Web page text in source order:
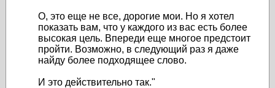
О, это еще не все, дорогие мои. Но я хотел
показать вам, что у каждого из вас есть более
высокая цель. Впереди еще многое предстоит
пройти. Возможно, в следующий раз я даже
найду более подходящее слово.
И это действительно так."